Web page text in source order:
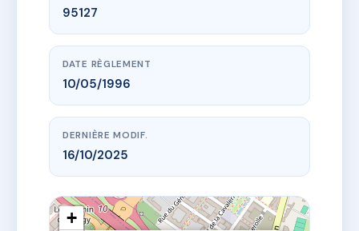
95127
DATE RÈGLEMENT
10/05/1996
DERNIÈRE MODIF.
16/10/2025
+